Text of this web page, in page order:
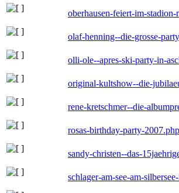
oberhausen-feiert-im-
olaf-henning--die-grosse-
olli-ole--apres-ski-party-in-
original-kultshow--die-
rene-kretschmer--die-
rosas-birthday-party-2007.php
sandy-christen--das-
schlager-am-see-am-